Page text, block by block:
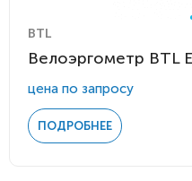
BTL
Велоэргометр BTL
цена по запросу
ПОДРОБНЕЕ